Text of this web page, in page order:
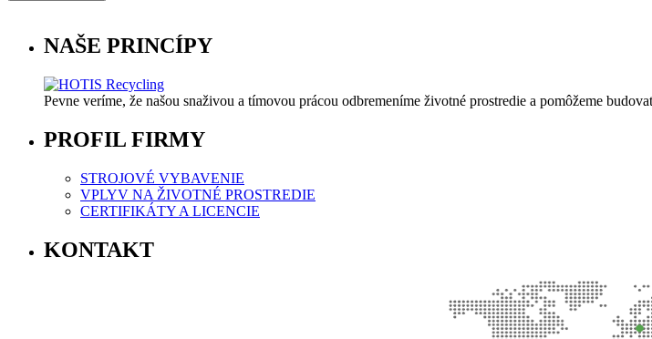
NAŠE PRINCÍPY
Pevne veríme, že našou snaživou a tímovou prácou odbremeníme životné prostredie a pomôžeme
PROFIL FIRMY
STROJOVÉ VYBAVENIE
VPLYV NA ŽIVOTNÉ PROSTREDIE
CERTIFIKÁTY A LICENCIE
KONTAKT